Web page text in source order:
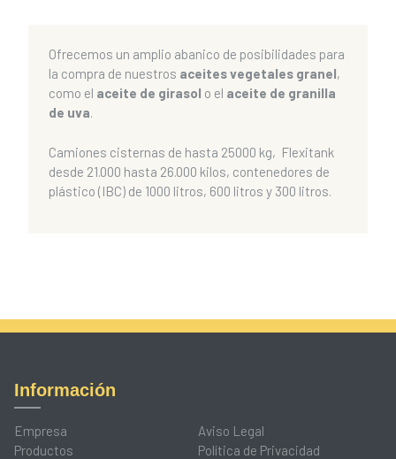
Ofrecemos un amplio abanico de posibilidades para
la compra de nuestros aceites vegetales granel,
como el aceite de girasol o el aceite de granilla
de uva.
Camiones cisternas de hasta 25000 kg, Flexitank
desde 21.000 hasta 26.000 kilos, contenedores de
plástico (IBC) de 1000 litros, 600 litros y 300 litros.
Información
Empresa
Productos
Aviso Legal
Política de Privacidad